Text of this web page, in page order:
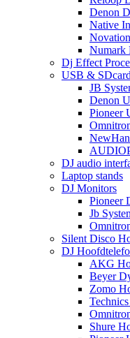
Denon
Native
Numark
Dj Effect
USB &
JB
Denon
Pioneer
DJ audio
Laptop stands
DJ Monitors
Pioneer
Jb
Silent Disco
DJ
AKG
Beyer
Zomo
Shure